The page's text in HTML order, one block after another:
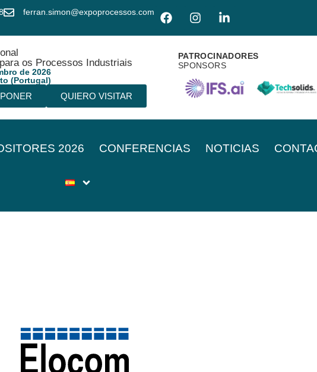
ferran.simon@expoprocessos.com
os Processos Industriais
de 2026
(Portugal)
QUIERO VISITAR
PATROCINADORES
SPONSORS
2026 CONFERENCIAS NOTICIAS